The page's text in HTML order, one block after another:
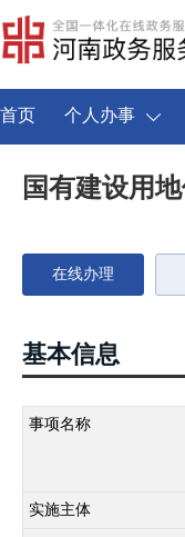
首页 个人办事
国有建设用
在线办理
基本信息
事项名称
实施主体